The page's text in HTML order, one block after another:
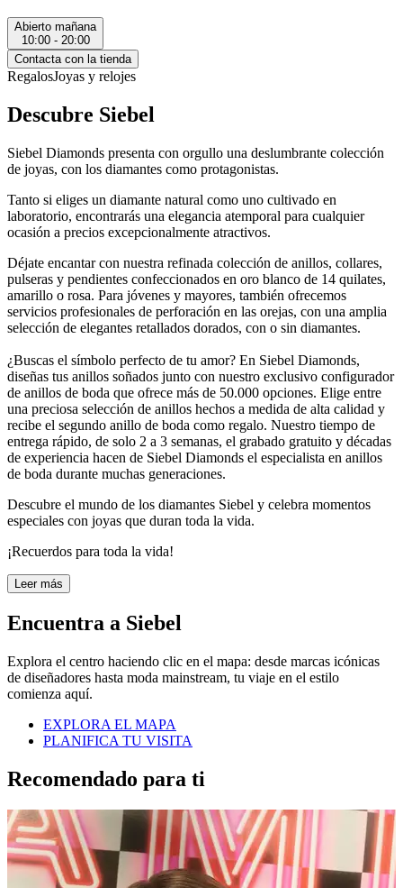
Abierto mañana
10:00 - 20:00
Contacta con la tienda
RegalosJoyas y relojes
Descubre Siebel
Siebel Diamonds presenta con orgullo una deslumbrante colección
de joyas, con los diamantes como protagonistas.
Tanto si eliges un diamante natural como uno cultivado en
laboratorio, encontrarás una elegancia atemporal para cualquier
ocasión a precios excepcionalmente atractivos.
Déjate encantar con nuestra refinada colección de anillos, collares,
pulseras y pendientes confeccionados en oro blanco de 14 quilates,
amarillo o rosa. Para jóvenes y mayores, también ofrecemos
servicios profesionales de perforación en las orejas, con una amplia
selección de elegantes retallados dorados, con o sin diamantes.
¿Buscas el símbolo perfecto de tu amor? En Siebel Diamonds,
diseñas tus anillos soñados junto con nuestro exclusivo configurador
de anillos de boda que ofrece más de 50.000 opciones. Elige entre
una preciosa selección de anillos hechos a medida de alta calidad y
recibe el segundo anillo de boda como regalo. Nuestro tiempo de
entrega rápido, de solo 2 a 3 semanas, el grabado gratuito y décadas
de experiencia hacen de Siebel Diamonds el especialista en anillos
de boda durante muchas generaciones.
Descubre el mundo de los diamantes Siebel y celebra momentos
especiales con joyas que duran toda la vida.
¡Recuerdos para toda la vida!
Leer más
Encuentra a Siebel
Explora el centro haciendo clic en el mapa: desde marcas icónicas
de diseñadores hasta moda mainstream, tu viaje en el estilo
comienza aquí.
EXPLORA EL MAPA
PLANIFICA TU VISITA
Recomendado para ti